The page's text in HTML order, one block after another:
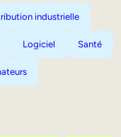
industrielle
Logiciel Santé